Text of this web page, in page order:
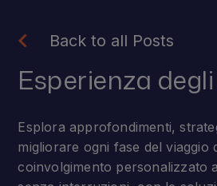
Back to all Posts
Esperienza
Esplora approfondimenti,
migliorare ogni fase del viaggio
coinvolgimento personalizzato